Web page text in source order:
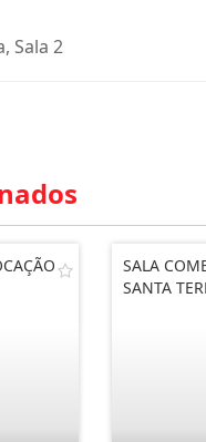
Sala 2
SALA
SANTA